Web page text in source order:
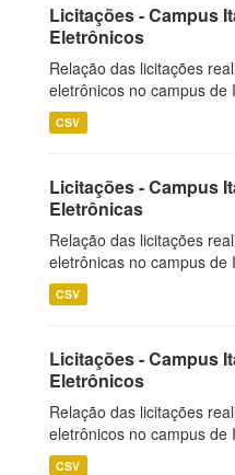
Licitações - Campus
Eletrônicos
Relação das licitações
eletrônicos no campus de
CSV
Licitações - Campus
Eletrônicas
Relação das licitações
eletrônicas no campus de
CSV
Licitações - Campus
Eletrônicos
Relação das licitações
eletrônicos no campus de
CSV